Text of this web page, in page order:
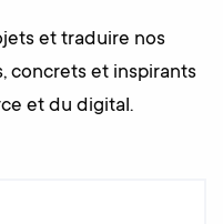
et traduire nos
concrets et inspirants
et du digital.